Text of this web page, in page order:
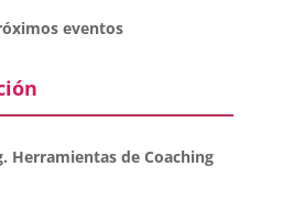
eventos
Herramientas de Coaching